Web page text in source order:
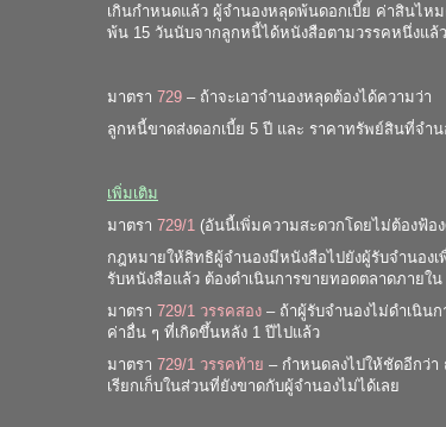
เกินกำหนดแล้ว ผู้จำนองหลุดพ้นดอกเบี้ย ค่าสินไห
พ้น 15 วันนับจากลูกหนี้ได้หนังสือตามวรรคหนึ่งแล้
มาตรา 729 – ถ้าจะเอาจำนองหลุดต้องได้ความว่า
ลูกหนี้ขาดส่งดอกเบี้ย 5 ปี และ ราคาทรัพย์สินที่จำ
เพิ่มเติม
มาตรา 729/1 (อันนี้เพิ่มความสะดวกโดยไม่ต้องฟ้อ
กฎหมายให้สิทธิผู้จำนองมีหนังสือไปยังผู้รับจำนอง
รับหนังสือแล้ว ต้องดำเนินการขายทอดตลาดภายใ
มาตรา 729/1 วรรคสอง – ถ้าผู้รับจำนองไม่ดำเนิน
ค่าอื่น ๆ ที่เกิดขึ้นหลัง 1 ปีไปแล้ว
มาตรา 729/1 วรรคท้าย – กำหนดลงไปให้ชัดอีกว่
เรียกเก็บในส่วนที่ยังขาดกับผู้จำนองไม่ได้เลย